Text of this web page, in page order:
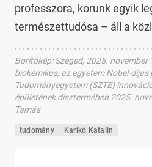
professzora, korunk egyik
természettudósa – áll a
Borítókép:Szeged, 2025. november
biokémikus, az egyetem Nobel-
Tudományegyetem (SZTE)
épületének dísztermében 2025.
Tamás
tudomány Karikó Katalin